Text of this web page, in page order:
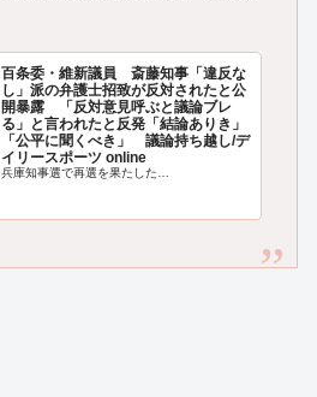
百条委・維新議員 斎藤知事「違反な
し」派の弁護士招致が反対されたと公
開暴露 「反対意見呼ぶと議論ブレ
る」と言われたと反発「結論ありき」
「公平に聞くべき」 議論持ち越し/デ
イリースポーツ online
兵庫知事選で再選を果たした…